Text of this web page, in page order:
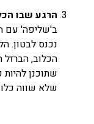
הרגע שבו
ב'שליפה' עם
נכנס לבטון.
הכלוב, הברזל
שתוכנן
שלא שווה